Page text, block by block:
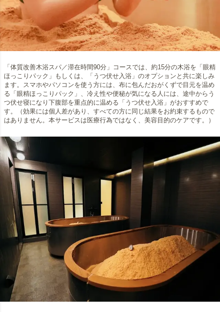
「体質改善木浴スパ／滞在時間90分」コースでは、約15分の木浴を「眼精
ほっこりパック」もしくは、「うつ伏せ入浴」のオプションと共に楽しみ
ます。スマホやパソコンを使う方には、布に包んだおがくずで目元を温め
る「眼精ほっこりパック」、冷え性や便秘が気になる人には、途中からう
つ伏せ寝になり下腹部を重点的に温める「うつ伏せ入浴」がおすすめで
す。（効果には個人差があり、すべての方に同じ結果をお約束するもので
はありません。本サービスは医療行為ではなく、美容目的のケアです。）